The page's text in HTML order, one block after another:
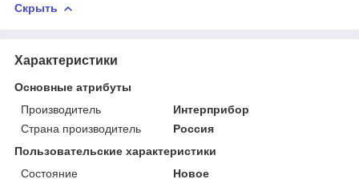
Скрыть
Характеристики
Основные атрибуты
Производитель
Интерприбор
Страна производитель
Россия
Пользовательские характеристики
Состояние
Новое